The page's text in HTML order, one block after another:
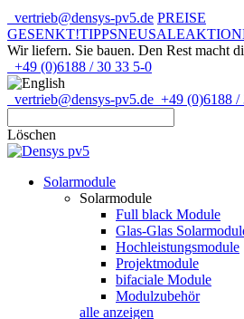
vertrieb@densys-pv5.de PREISE
GESENKT!TIPPSNEUSALE
Wir liefern. Sie bauen. Den Rest macht
+49 (0)6188 / 30 33 5-0
vertrieb@densys-pv5.de +49 (0)6188 /
Löschen
Solarmodule
Solarmodule
Full black Module
Glas-Glas
Hochleistungsmodule
Projektmodule
bifaciale Module
Modulzubehör
alle anzeigen